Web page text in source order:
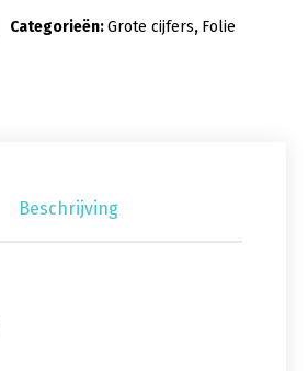
Categorieën:Grote cijfers, Folie
Beschrijving